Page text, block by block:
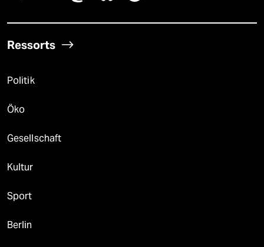
Ressorts
Politik
Öko
Gesellschaft
Kultur
Sport
Berlin